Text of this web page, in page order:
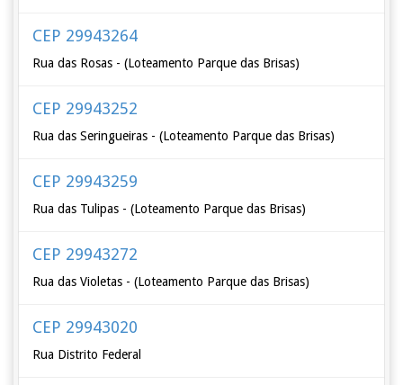
CEP 29943264
Rua das Rosas - (Loteamento Parque das Brisas)
CEP 29943252
Rua das Seringueiras - (Loteamento Parque das Brisas)
CEP 29943259
Rua das Tulipas - (Loteamento Parque das Brisas)
CEP 29943272
Rua das Violetas - (Loteamento Parque das Brisas)
CEP 29943020
Rua Distrito Federal